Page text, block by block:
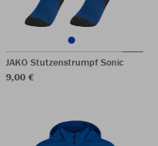
JAKO Stutzenstrumpf Sonic
9,00 €